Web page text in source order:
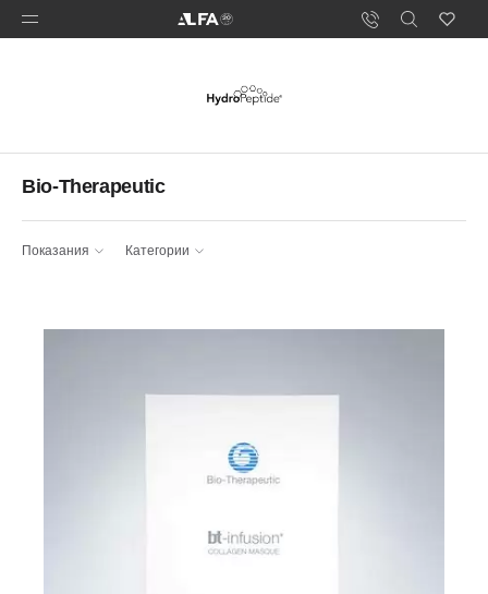
Bio-Therapeutic
Показания Категории